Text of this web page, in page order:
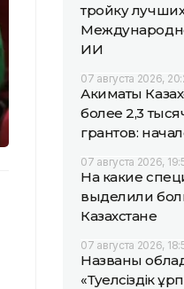
тройку
ИИ
07 августа 2026,
Акиматы
более 2,3
грантов:
07 августа 2026,
На какие
выделили
Казахстане
07 августа 2026,
Названы
«Тәуелсіздік